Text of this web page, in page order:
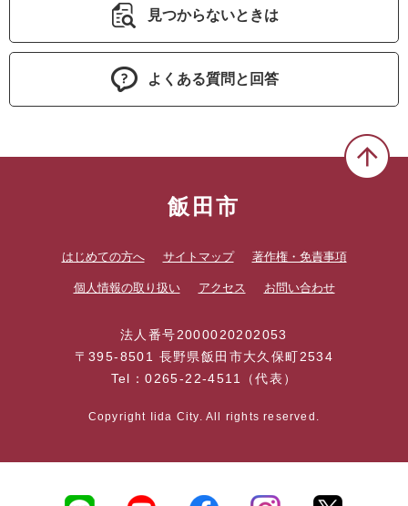
見つからないときは
よくある質問と回答
飯田市
はじめての方へ サイトマップ 著作権・免責事項
個人情報の取り扱い アクセス お問い合わせ
法人番号2000020202053
〒395-8501 長野県飯田市大久保町2534
Tel：0265-22-4511（代表）
Copyright Iida City. All rights reserved.